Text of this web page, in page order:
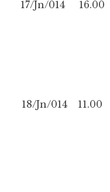
17/Jn/014 16.00
18/Jn/014 11.00